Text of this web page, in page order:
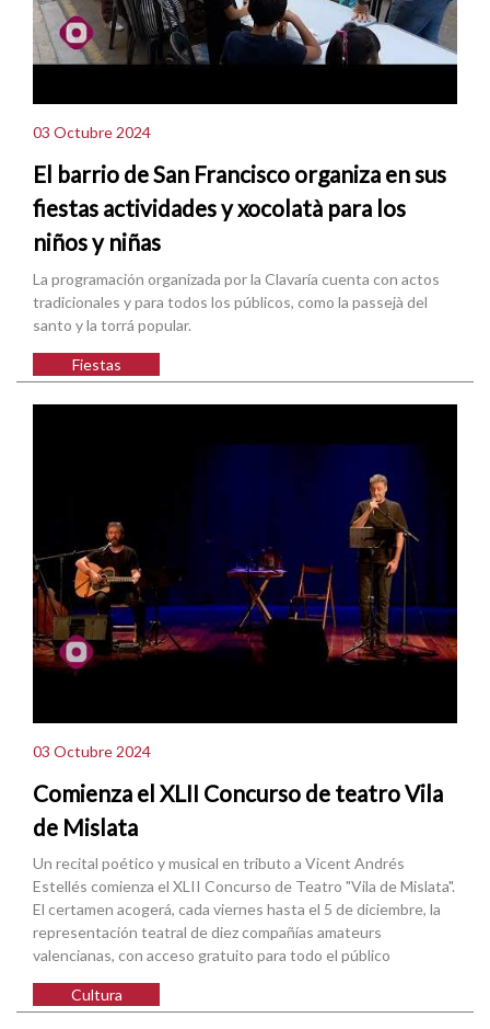
03 Octubre 2024
El barrio de San Francisco organiza en sus
fiestas actividades y xocolatà para los
niños y niñas
La programación organizada por la Clavaría cuenta con actos
tradicionales y para todos los públicos, como la passejà del
santo y la torrá popular.
Fiestas
03 Octubre 2024
Comienza el XLII Concurso de teatro Vila
de Mislata
Un recital poético y musical en tributo a Vicent Andrés
Estellés comienza el XLII Concurso de Teatro "Vila de Mislata".
El certamen acogerá, cada viernes hasta el 5 de diciembre, la
representación teatral de diez compañías amateurs
valencianas, con acceso gratuito para todo el público
Cultura